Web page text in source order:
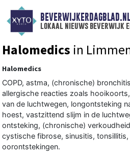
BEVERWIJKERDAGBLAD.NL
lokaal nieuws beverwijk
Halomedics in
Halomedics
COPD, astma, (chronische)
allergische reacties zoals
van de luchtwegen, longontsteking
hoest, vastzittend slijm in de
ontsteking, (chronische)
cystische fibrose, sinusitis,
oorontstekingen.